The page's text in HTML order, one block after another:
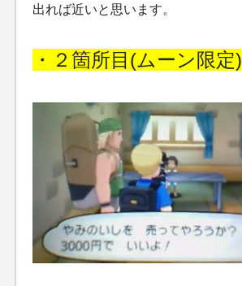
出れば近いと思います。
・２箇所目(ムーン限定)